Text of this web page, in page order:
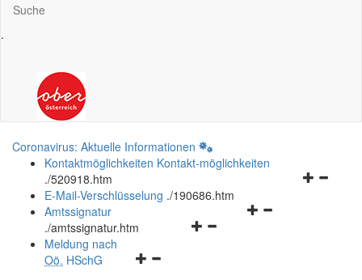
Suche
.
Coronavirus: Aktuelle Informationen
Kontaktmöglichkeiten Kontakt-möglichkeiten
./520918.htm
Navigationsmenü
E-Mail-Verschlüsselung ./190686.htm
Navigationsmenü
Amtssignatur
./amtssignatur.htm
Navigationsmenü
Meldung nach
Oö. HSchG